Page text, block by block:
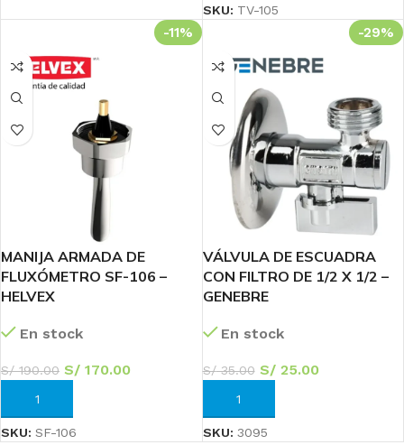
SKU: TV-105
-11%
MANIJA ARMADA DE
FLUXÓMETRO SF-106 –
HELVEX
En stock
S/190.00 S/ 170.00
AÑADIR AL CARRITO
SKU: SF-106
-29%
VÁLVULA DE ESCUADRA
CON FILTRO DE 1/2 X 1/2 –
GENEBRE
En stock
S/35.00 S/25.00
AÑADIR AL CARRITO
SKU: 3095